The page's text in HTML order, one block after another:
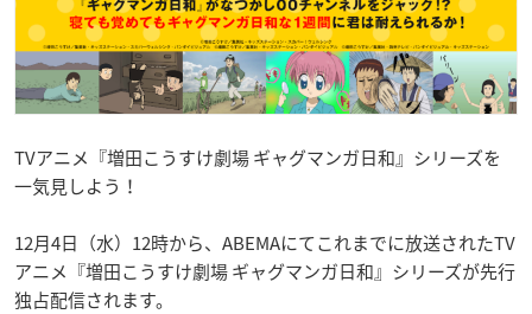
TVアニメ『増田こうすけ劇場 ギャグマンガ日和』シリーズを
一気見しよう！
12月4日（水）12時から、ABEMAにてこれまでに放送されたTV
アニメ『増田こうすけ劇場 ギャグマンガ日和』シリーズが先行
独占配信されます。